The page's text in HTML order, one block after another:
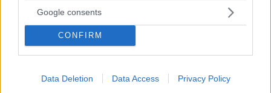
Google consents
CONFIRM
Data Deletion Data Access Privacy Policy
το ξερουν γιατι τούς εχουν φιλους που τους
εκλεψαν ολα τα αρχαια με την βοηθεια των Τουρκων
γαι μερικες λιρες Αγγλιας και οταν τους βλεπουν
κανουν υποκληση και πανω απ΄όλα στελνουν και τα
παρουν διπλωμα με 3,500 λιρες και αυτο το λενε
ΜΑΣΤΕΡ στην ελλαδα και καμαρωνουν τα